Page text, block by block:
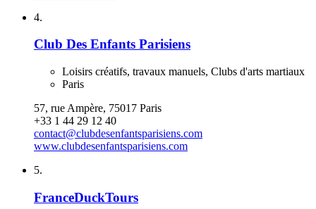
4.
Club Des Enfants Parisiens
Loisirs créatifs, travaux manuels, Clubs d'arts martiaux
Paris
57, rue Ampère, 75017 Paris
+33 1 44 29 12 40
contact@clubdesenfantsparisiens.com
www.clubdesenfantsparisiens.com
5.
FranceDuckTours